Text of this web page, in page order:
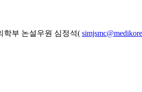
학부 논설우원 심정석(